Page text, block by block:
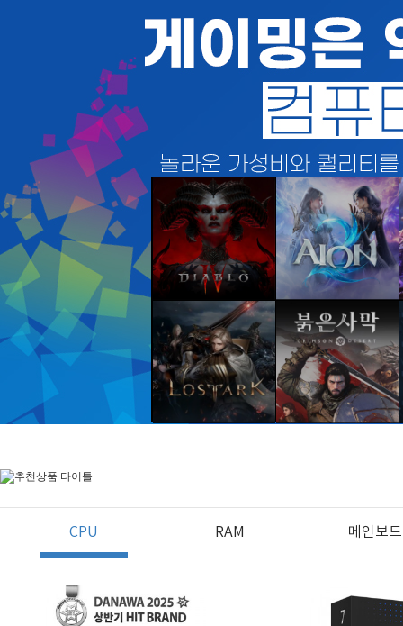
디아블로 IV
바로가기
아이온 II
바로가기
CPU RAM 메인보드